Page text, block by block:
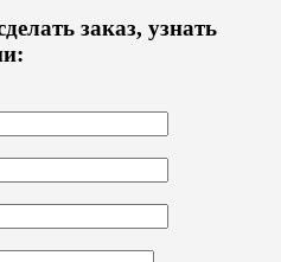
заказ, узнать